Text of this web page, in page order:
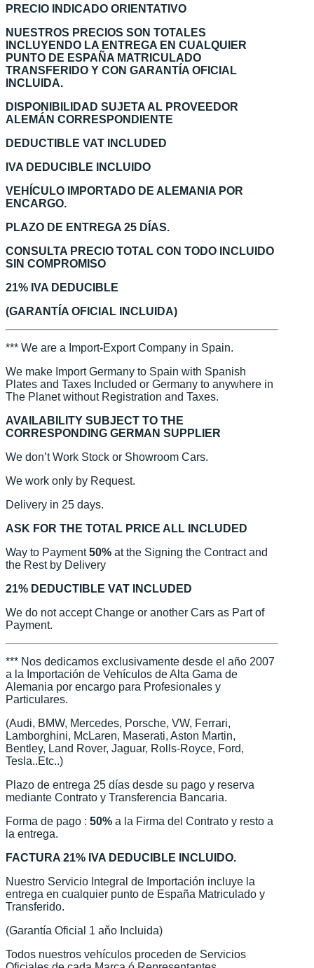
PRECIO INDICADO ORIENTATIVO
NUESTROS PRECIOS SON TOTALES
INCLUYENDO LA ENTREGA EN CUALQUIER
PUNTO DE ESPAÑA MATRICULADO
TRANSFERIDO Y CON GARANTÍA OFICIAL
INCLUIDA.
DISPONIBILIDAD SUJETA AL PROVEEDOR
ALEMÁN CORRESPONDIENTE
DEDUCTIBLE VAT INCLUDED
IVA DEDUCIBLE INCLUIDO
VEHÍCULO IMPORTADO DE ALEMANIA POR
ENCARGO.
PLAZO DE ENTREGA 25 DÍAS.
CONSULTA PRECIO TOTAL CON TODO INCLUIDO
SIN COMPROMISO
21% IVA DEDUCIBLE
(GARANTÍA OFICIAL INCLUIDA)
*** We are a Import-Export Company in Spain.
We make Import Germany to Spain with Spanish
Plates and Taxes Included or Germany to anywhere in
The Planet without Registration and Taxes.
AVAILABILITY SUBJECT TO THE
CORRESPONDING GERMAN SUPPLIER
We don’t Work Stock or Showroom Cars.
We work only by Request.
Delivery in 25 days.
ASK FOR THE TOTAL PRICE ALL INCLUDED
Way to Payment50% at the Signing the Contract and
the Rest by Delivery
21% DEDUCTIBLE VAT INCLUDED
We do not accept Change or another Cars as Part of
Payment.
*** Nos dedicamos exclusivamente desde el año 2007
a la Importación de Vehículos de Alta Gama de
Alemania por encargo para Profesionales y
Particulares.
(Audi, BMW, Mercedes, Porsche, VW, Ferrari,
Lamborghini, McLaren, Maserati, Aston Martin,
Bentley, Land Rover, Jaguar, Rolls-Royce, Ford,
Tesla..Etc..)
Plazo de entrega 25 días desde su pago y reserva
mediante Contrato y Transferencia Bancaria.
Forma de pago : 50% a la Firma del Contrato y resto a
la entrega.
FACTURA 21% IVA DEDUCIBLE INCLUIDO.
Nuestro Servicio Integral de Importación incluye la
entrega en cualquier punto de España Matriculado y
Transferido.
(Garantía Oficial 1 aňo Incluida)
Todos nuestros vehículos proceden de Servicios